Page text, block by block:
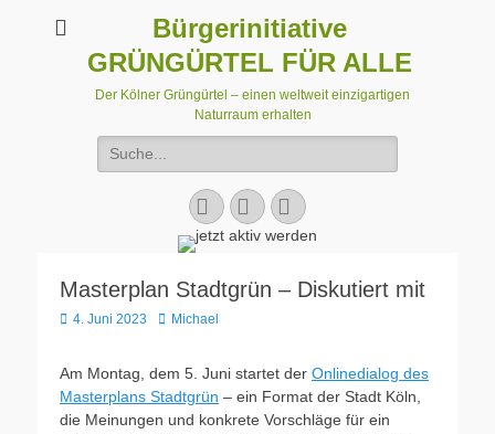
Bürgerinitiative
GRÜNGÜRTEL FÜR ALLE
Der Kölner Grüngürtel – einen weltweit einzigartigen
Naturraum erhalten
Suchen
nach:
Facebook
E-
Mail
Instagram
Masterplan Stadtgrün – Diskutiert mit
Veröffentlicht
4. Juni 2023 AutorMichael
Am Montag, dem 5. Juni startet der Onlinedialog des
Masterplans Stadtgrün – ein Format der Stadt Köln,
die Meinungen und konkrete Vorschläge für ein